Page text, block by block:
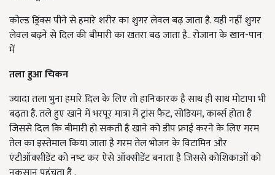
कोल्ड ड्रिंक्स पीने से हमारे शरीर का शुगर लेवल बढ़ जाता है. यही नहीं शुगर
लेवल बढ़ने से दिल की बीमारी का खतरा बढ़ जाता है.. रोजाना के खान-पान
में
तला हुआ चिकन
ज्यादा तला भुना हमारे दिल के लिए तो हानिकारक है साथ ही साथ मोटापा भी
बढ़ता है. तले हुए खाने में भरपूर मात्रा में ट्रांस फैट, सोडियम, कार्ब्‍स होता है
जिससे दिल कि बीमारी हो सकती है खाने को डीप फ्राई करने के लिए गरम
तेल का इस्‍तेमाल किया जाता है गरम तेल भोजन के विटामिन और
एंटीऑक्‍सीडेंट को नष्‍ट कर ऐसे ऑक्‍सीडेंट बनाता है जिससे कोश‍िकाओं को